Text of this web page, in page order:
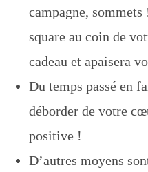
campagne,
square au coin de
cadeau et apaisera
Du temps passé en
déborder de votre
positive !
D’autres moyens